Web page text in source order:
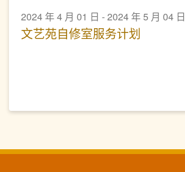
2024 年 4 月 01 日 - 2024 年 5 月 04 日
文艺苑自修室服务计划